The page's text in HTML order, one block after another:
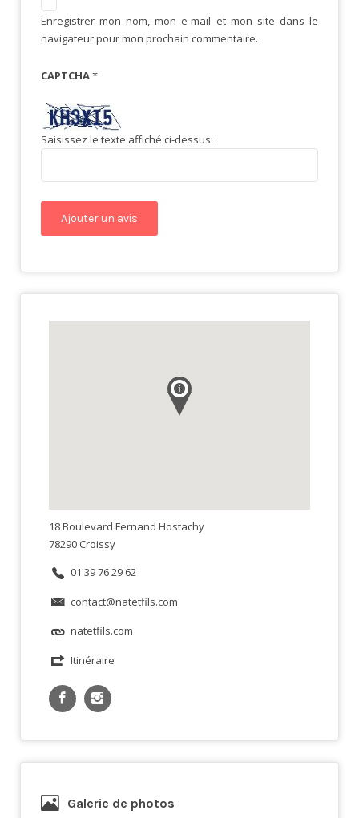
Enregistrer mon nom, mon e-mail et mon site dans le
navigateur pour mon prochain commentaire.
CAPTCHA*
Saisissez le texte affiché ci-dessus:
18 Boulevard Fernand Hostachy
78290 Croissy
01 39 76 29 62
contact@natetfils.com
natetfils.com
Itinéraire
Galerie de photos